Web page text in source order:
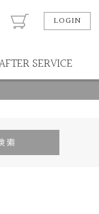
LOGIN
SERVICE